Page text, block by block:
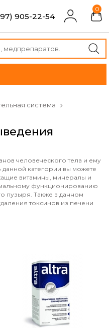
905-22-54
0
система
человеческого тела и ему
категории вы можете
витамины, минералы и
функционированию
пузыря. Также в данном
токсинов из печени